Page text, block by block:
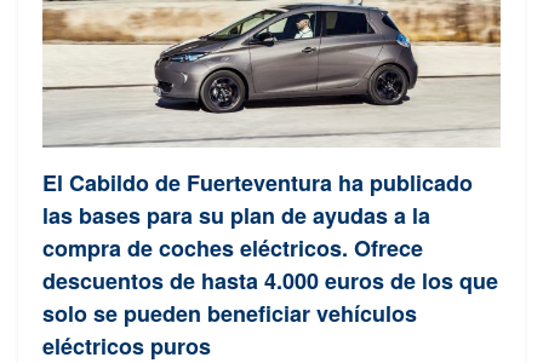
El Cabildo de Fuerteventura ha publicado
las bases para su plan de ayudas a la
compra de coches eléctricos. Ofrece
descuentos de hasta 4.000 euros de los que
solo se pueden beneficiar vehículos
eléctricos puros